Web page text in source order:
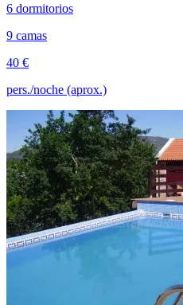
6 dormitorios
9 camas
40 €
pers./noche (aprox.)